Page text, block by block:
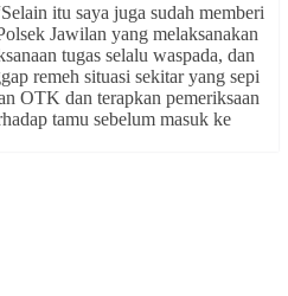
itu saya juga sudah memberi
Jawilan yang melaksanakan
tugas selalu waspada, dan
remeh situasi sekitar yang sepi
OTK dan terapkan pemeriksaan
tamu sebelum masuk ke